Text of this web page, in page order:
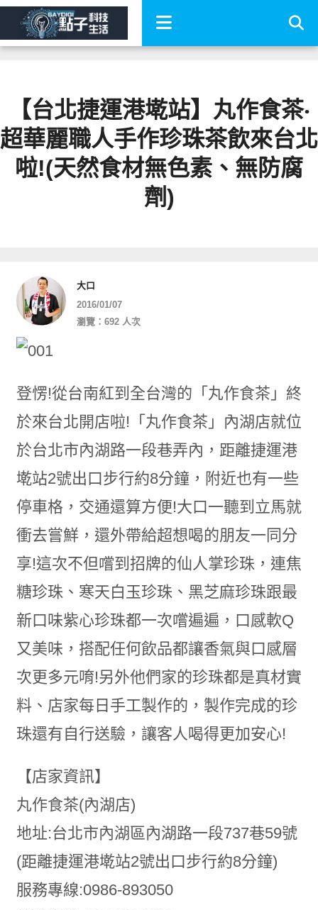
【台北捷運港墘站】丸作食茶‧
超華麗職人手作珍珠茶飲來台北
啦!(天然食材無色素、無防腐
劑)
大口
2016/01/07
瀏覽：692 人次
登愣!從台南紅到全台灣的「丸作食茶」終
於來台北開店啦!「丸作食茶」內湖店就位
於台北市內湖路一段巷弄內，距離捷運港
墘站2號出口步行約8分鐘，附近也有一些
停車格，交通還算方便!大口一聽到立馬就
衝去嘗鮮，還外帶給超想喝的朋友一同分
享!這次不但嚐到招牌的仙人掌珍珠，連焦
糖珍珠、寒天白玉珍珠、黑芝麻珍珠跟最
新口味紫心珍珠都一次嚐遍遍，口感軟Q
又美味，搭配任何飲品都讓香氣與口感層
次更多元唷!另外他們家的珍珠都是真材實
料、店家每日手工製作的，製作完成的珍
珠還有自行送驗，讓客人喝得更加安心!
【店家資訊】
丸作食茶(內湖店)
地址:台北市內湖區內湖路一段737巷59號
(距離捷運港墘站2號出口步行約8分鐘)
服務專線:0986-893050